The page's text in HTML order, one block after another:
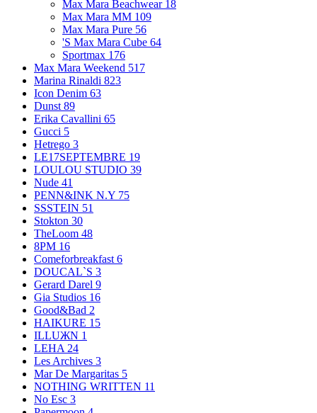
Max Mara Beachwear 18
Max Mara MM 109
Max Mara Pure 56
'S Max Mara Cube 64
Sportmax 176
Max Mara Weekend 517
Marina Rinaldi 823
Icon Denim 63
Dunst 89
Erika Cavallini 65
Gucci 5
Hetrego 3
LE17SEPTEMBRE 19
LOULOU STUDIO 39
Nude 41
PENN&INK N.Y 75
SSSTEIN 51
Stokton 30
TheLoom 48
8PM 16
Comeforbreakfast 6
DOUCAL`S 3
Gerard Darel 9
Gia Studios 16
Good&Bad 2
HAIKURE 15
ILLUЖN 1
LEHA 24
Les Archives 3
Mar De Margaritas 5
NOTHING WRITTEN 11
No Esc 3